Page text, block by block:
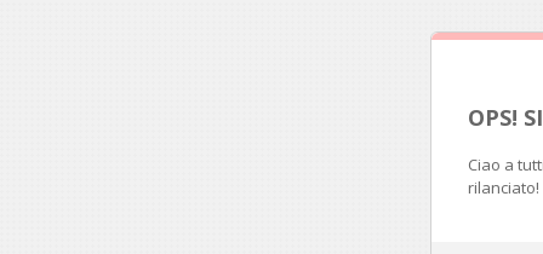
OPS!
Ciao a
rilanciato!